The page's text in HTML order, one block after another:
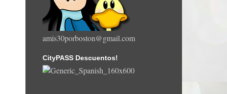
amis30porboston@gmail.com
CityPASS Descuentos!